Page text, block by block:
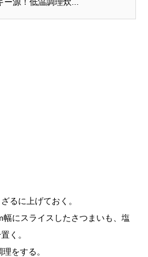
るに上げておく。
にスライスしたさつまいも、塩
く。
をする。